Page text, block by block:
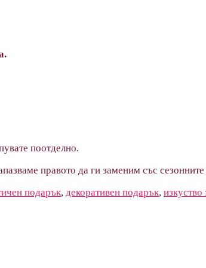
поотделно.
правото да ги заменим със сезонните
подарък, декоративен подарък, изкуство